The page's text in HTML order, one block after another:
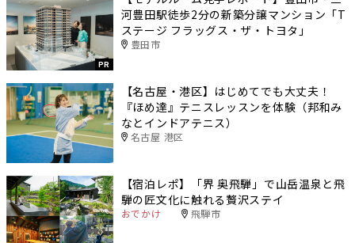
PR
河豊田駅徒歩2分の新築分譲マンション「T
ステージ フラッグス・ザ・トヨタ」
豊田市
【名古屋・港区】はじめてでも大丈夫！
『ほめ達』テニスレッスンを体験（邦和み
なとインドアテニス）
名古屋 港区
【宿泊レポ】「界 奥飛騨」で山岳温泉と飛
騨の匠文化に触れる贅沢ステイ
おでかけ 飛騨市